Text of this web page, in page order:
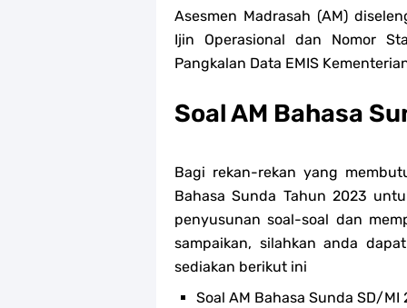
Asesmen Madrasah (AM)
Ijin Operasional dan Nomor
Pangkalan Data EMIS
Soal AM Bahasa
Bagi rekan-rekan yang
Bahasa Sunda Tahun 2023
penyusunan soal-soal dan
sampaikan, silahkan anda
sediakan berikut ini
Soal AM Bahasa Sunda SD/MI